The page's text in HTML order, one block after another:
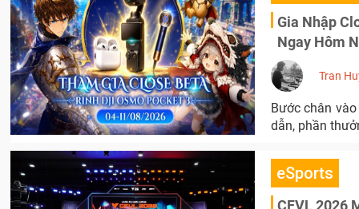
Gia Nhập
Ngay Hôm
Tran
Bước chân
dẫn, phần
eSports
CFVL 2026